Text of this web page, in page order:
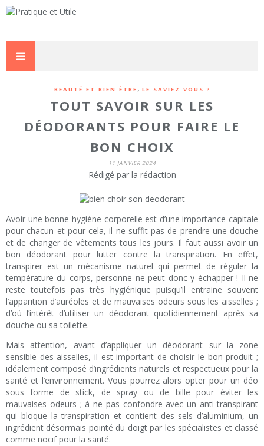
BEAUTÉ ET BIEN ÊTRE , LE SAVIEZ VOUS ?
TOUT SAVOIR SUR LES
DÉODORANTS POUR FAIRE LE
BON CHOIX
11 JANVIER 2024
Rédigé par la rédaction
Avoir une bonne hygiène corporelle est d’une importance capitale
pour chacun et pour cela, il ne suffit pas de prendre une douche
et de changer de vêtements tous les jours. Il faut aussi avoir un
bon déodorant pour lutter contre la transpiration. En effet,
transpirer est un mécanisme naturel qui permet de réguler la
température du corps, personne ne peut donc y échapper ! Il ne
reste toutefois pas très hygiénique puisqu’il entraine souvent
l’apparition d’auréoles et de mauvaises odeurs sous les aisselles ;
d’où l’intérêt d’utiliser un déodorant quotidiennement après sa
douche ou sa toilette.
Mais attention, avant d’appliquer un déodorant sur la zone
sensible des aisselles, il est important de choisir le bon produit ;
idéalement composé d’ingrédients naturels et respectueux pour la
santé et l’environnement. Vous pourrez alors opter pour un déo
sous forme de stick, de spray ou de bille pour éviter les
mauvaises odeurs ; à ne pas confondre avec un anti-transpirant
qui bloque la transpiration et contient des sels d’aluminium, un
ingrédient désormais pointé du doigt par les spécialistes et classé
comme nocif pour la santé.